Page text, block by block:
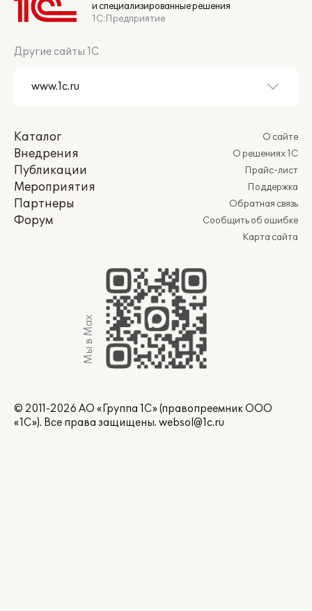
и специализированные решения
1С:Предприятие
Другие сайты 1С
Каталог
Внедрения
Публикации
Мероприятия
Партнеры
Форум
О сайте
О решениях 1С
Прайс-лист
Поддержка
Обратная связь
Сообщить об ошибке
Карта сайта
Мы в Max
© 2011-2026 АО «Группа 1С» (правопреемник ООО
«1С»). Все права защищены. websol@1c.ru